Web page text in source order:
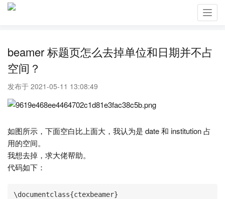
beamer 标题页怎么去掉单位和日期并不占
空间？
发布于 2021-05-11 13:08:49
如图所示，下面空白比上面大，我认为是 date 和 institution 占
用的空间。
我想去掉，求大佬帮助。
代码如下：
\documentclass{ctexbeamer}